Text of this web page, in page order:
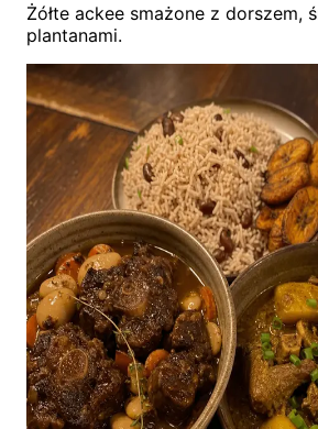
Żółte ackee smażone z dorszem,
plantanami.